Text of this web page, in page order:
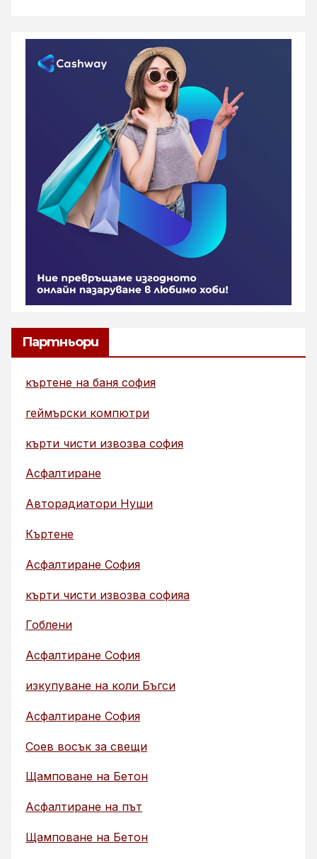
Партньори
къртене на баня софия
геймърски компютри
кърти чисти извозва софия
Асфалтиране
Авторадиатори Нуши
Къртене
Асфалтиране София
кърти чисти извозва софияа
Гоблени
Асфалтиране София
изкупуване на коли Бъгси
Асфалтиране София
Соев восък за свещи
Щамповане на Бетон
Асфалтиране на път
Щамповане на Бетон